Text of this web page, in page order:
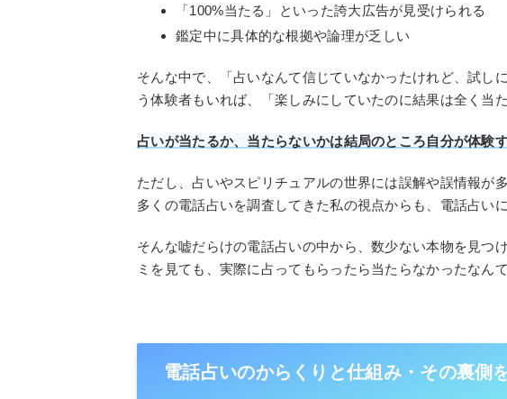
「100%当たる」といった誇大広告が見受けられる
鑑定中に具体的な根拠や論理が乏しい
そんな中で、「占いなんて信じていなかったけれど、試し
う体験者もいれば、「楽しみにしていたのに結果は全く当
占いが当たるか、当たらないかは結局のところ自分が体験
ただし、占いやスピリチュアルの世界には誤解や誤情報が
多くの電話占いを調査してきた私の視点からも、電話占い
そんな嘘だらけの電話占いの中から、数少ない本物を見つ
ミを見ても、実際に占ってもらったら当たらなかったなん
電話占いのからくりと仕組み・その裏側